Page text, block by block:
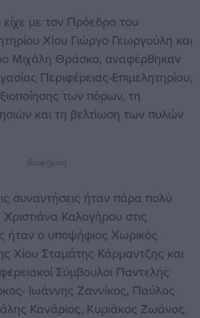
με τον Πρόεδρο του
Χίου Γιώργο Γεωργούλη και
Μιχάλη Θράσκο, αναφέρθηκαν
Περιφέρειας-Επιμελητηρίου,
των πόρων, τη
και τη βελτίωση των πυλών
Διαφήμιση
συναντήσεις ήταν πάρα πολύ
Καλογήρου στις
ήταν ο υποψήφιος Χωρικός
Χίου Σταμάτης Κάρμαντζης και
Σύμβουλοι Παντελής
Ιωάννης Ζαννίκος, Παύλος
Κανάριος, Κυριάκος Ζωάνος,